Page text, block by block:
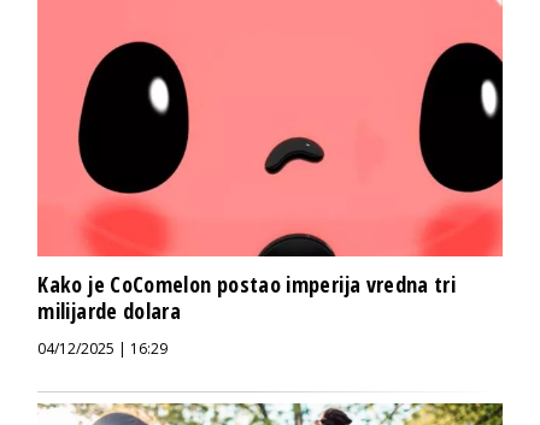
Kako je CoComelon postao imperija vredna tri
milijarde dolara
04/12/2025 | 16:29